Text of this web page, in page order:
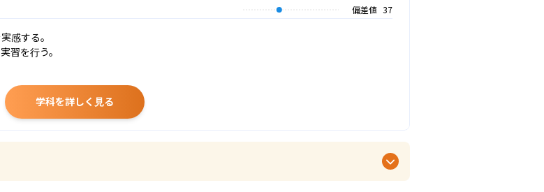
偏差値 37
感する。
習を行う。
学科を詳しく見る